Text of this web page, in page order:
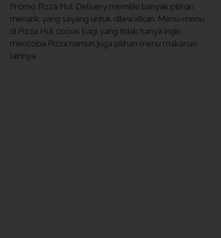
Promo Pizza Hut Delivery memiliki banyak pilihan
menarik yang sayang untuk dilewatkan. Menu-menu
di Pizza Hut cocok bagi yang tidak hanya ingin
mencoba Pizza namun juga pilihan menu makanan
lainnya.